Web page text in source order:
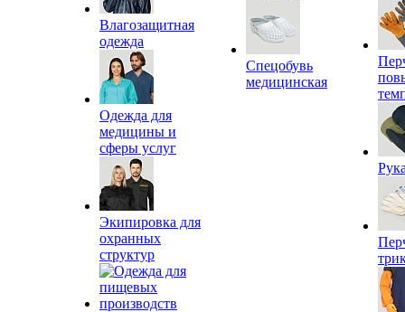
Влагозащитная
одежда
Одежда для
медицины и
сферы услуг
Экипировка для
охранных
структур
Спецобувь
медицинская